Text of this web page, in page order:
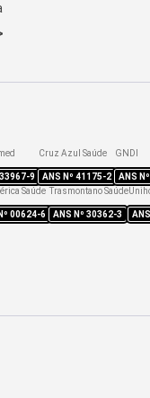
33967-9
Cruz Azul Saúde
ANS Nº 41175-2
GNDI
ANS Nº
Saúde
00624-6
Trasmontano Saúde
ANS Nº 30362-3